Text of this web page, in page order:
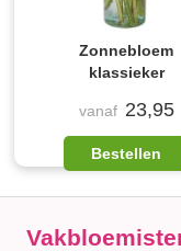
Zonnebloem
klassieker
vanaf 23,95
Bestellen